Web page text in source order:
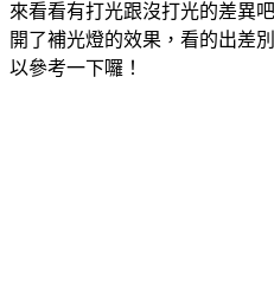
來看看有打光跟沒打光的差異
開了補光燈的效果，看的出差
以參考一下囉！